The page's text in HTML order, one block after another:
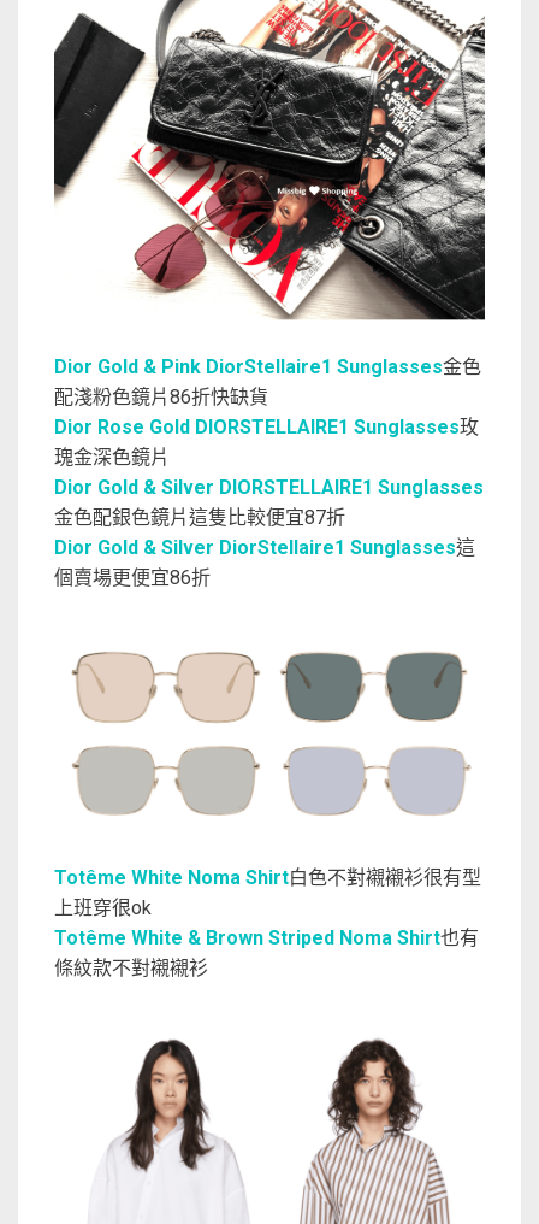
Dior Gold & Pink DiorStellaire1 Sunglasses金色
配淺粉色鏡片86折快缺貨
Dior Rose Gold DIORSTELLAIRE1 Sunglasses玫
瑰金深色鏡片
Dior Gold & Silver DIORSTELLAIRE1 Sunglasses
金色配銀色鏡片這隻比較便宜87折
Dior Gold & Silver DiorStellaire1 Sunglasses這
個賣場更便宜86折
Totême White Noma Shirt白色不對襯襯衫很有型
上班穿很ok
Totême White & Brown Striped Noma Shirt也有
條紋款不對襯襯衫